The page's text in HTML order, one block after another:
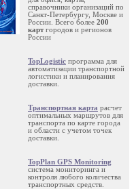
справочники организаций по
Санкт-Петербургу, Москве и
России. Всего более 200
картгородов и регионов
России
TopLogistic программа для
автоматизации транспортной
логистики и планирования
доставки.
Транспортная карта расчет
оптимальных маршрутов для
транспорта по карте города
и области с учетом точек
доставки.
TopPlan GPS Monitoring
система мониторинга и
контроля любого количества
транспортных средств.